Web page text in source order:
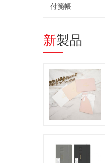
付箋帳
新製品